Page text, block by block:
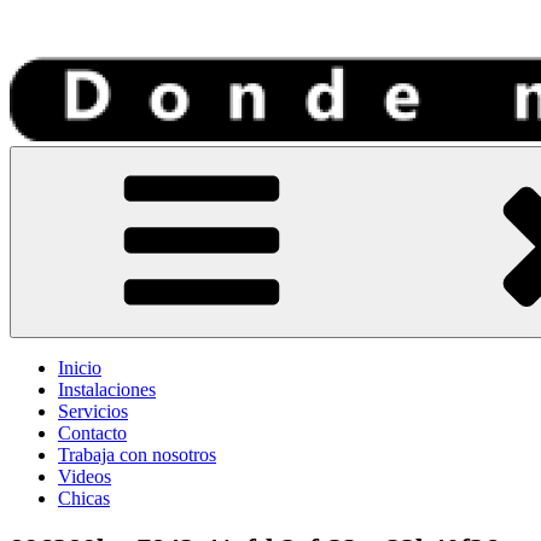
Tantra Medellin
Inicio
Instalaciones
Servicios
Contacto
Trabaja con nosotros
Videos
Chicas